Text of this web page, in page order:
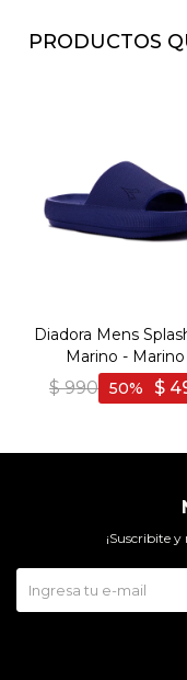
PRODUCTOS
Diadora Mens
Marino - Marino
$ 990 $
50
¡Suscribite